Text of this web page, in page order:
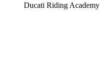
Ducati Riding Academy